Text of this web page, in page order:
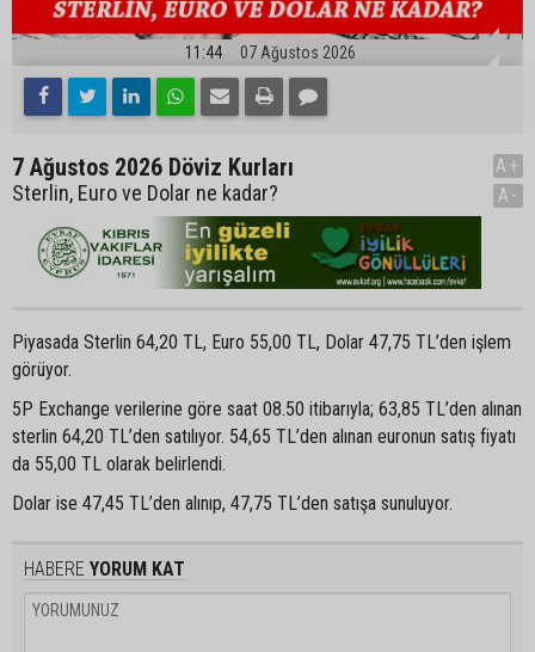
11:44 07 Ağustos 2026
7 Ağustos 2026 Döviz Kurları
Sterlin, Euro ve Dolar ne kadar?
A+
A-
Piyasada Sterlin 64,20 TL, Euro 55,00 TL, Dolar 47,75 TL’den işlem
görüyor.
5P Exchange verilerine göre saat 08.50 itibarıyla; 63,85 TL’den alınan
sterlin 64,20 TL’den satılıyor. 54,65 TL’den alınan euronun satış fiyatı
da 55,00 TL olarak belirlendi.
Dolar ise 47,45 TL’den alınıp, 47,75 TL’den satışa sunuluyor.
HABERE YORUM KAT